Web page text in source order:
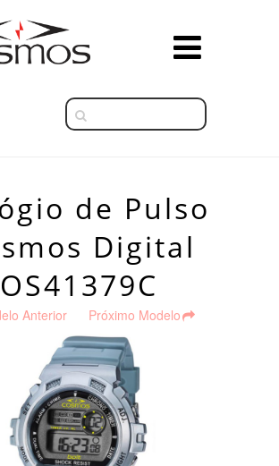
de Pulso
Digital
OS41379C
Anterior Próximo Modelo